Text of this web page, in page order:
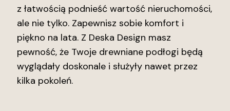
z łatwością podnieść wartość nieruchomości,
ale nie tylko. Zapewnisz sobie komfort i
piękno na lata. Z Deska Design masz
pewność, że Twoje drewniane podłogi będą
wyglądały doskonale i służyły nawet przez
kilka pokoleń.